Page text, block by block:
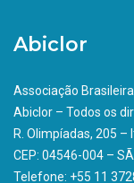
Abiclor
Associação
Abiclor – Todos os
R. Olimpíadas, 205 –
CEP: 04546-004 –
Telefone: +55 11